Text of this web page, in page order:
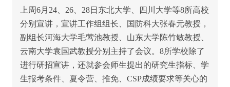
上周6月24、26、28日东北大学、四川大学等8所高校
分别宣讲，宣讲工作组组长、国防科大张春元教授，
副组长河海大学毛莺池教授、山东大学陈竹敏教授、
云南大学袁国武教授分别主持了会议。8所学校除了
进行研招宣讲，还就参会师生提出的研究生指标、学
生报考条件、夏令营、推免、CSP成绩要求等关心的